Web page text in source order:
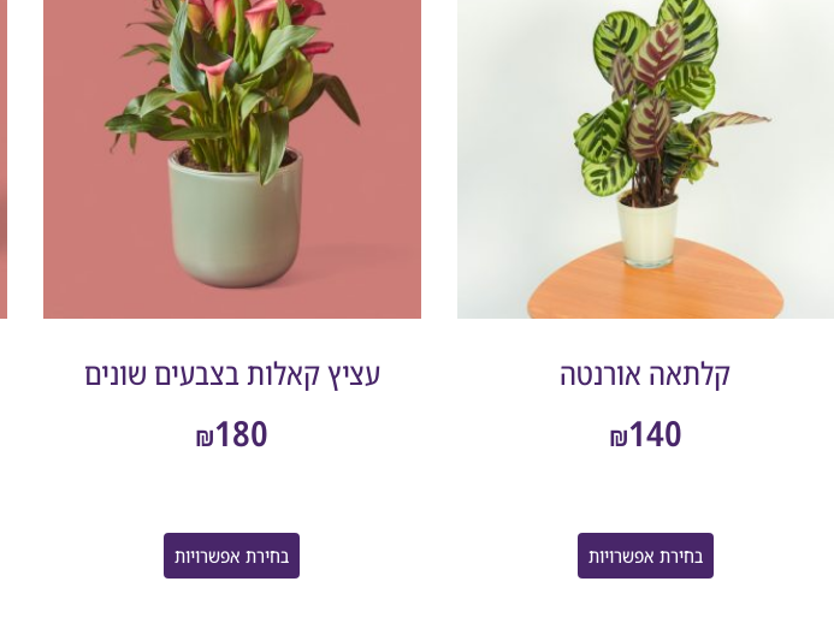
קלתאה אורנטה
₪140
בחירת אפשרויות
עציץ קאלות בצבעים שונים
₪180
בחירת אפשרויות